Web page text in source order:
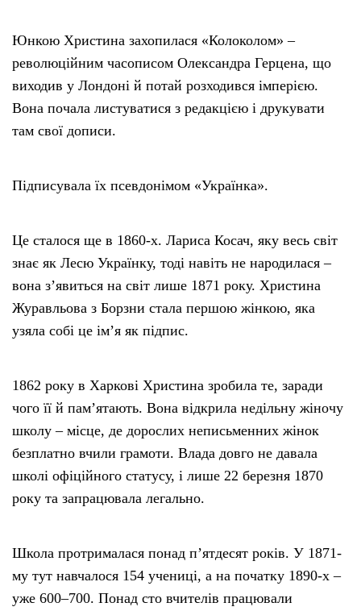
Юнкою Христина захопилася «Колоколом» –
революційним часописом Олександра Герцена, що
виходив у Лондоні й потай розходився імперією.
Вона почала листуватися з редакцією і друкувати
там свої дописи.
Підписувала їх псевдонімом «Українка».
Це сталося ще в 1860-х. Лариса Косач, яку весь світ
знає як Лесю Українку, тоді навіть не народилася –
вона зʼявиться на світ лише 1871 року. Христина
Журавльова з Борзни стала першою жінкою, яка
узяла собі це імʼя як підпис.
1862 року в Харкові Христина зробила те, заради
чого її й памʼятають. Вона відкрила недільну жіночу
школу – місце, де дорослих неписьменних жінок
безплатно вчили грамоти. Влада довго не давала
школі офіційного статусу, і лише 22 березня 1870
року та запрацювала легально.
Школа протрималася понад пʼятдесят років. У 1871-
му тут навчалося 154 учениці, а на початку 1890-х –
уже 600–700. Понад сто вчителів працювали